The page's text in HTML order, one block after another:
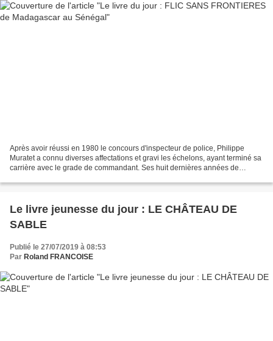
Après avoir réussi en 1980 le concours d'inspecteur de police, Philippe
Muratet a connu diverses affectations et gravi les échelons, ayant terminé sa
carrière avec le grade de commandant. Ses huit dernières années de
Le livre jeunesse du jour : LE CHÂTEAU DE
SABLE
Publié le 27/07/2019 à 08:53
Par Roland FRANCOISE